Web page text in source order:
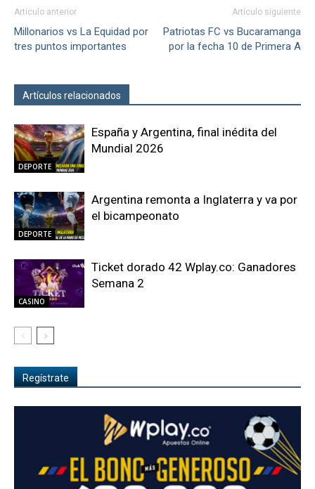
Artículo anterior
Millonarios vs La Equidad por
tres puntos importantes
Artículo siguiente
Patriotas FC vs Bucaramanga
por la fecha 10 de Primera A
Artículos relacionados
DEPORTE
España y Argentina, final inédita del
Mundial 2026
DEPORTE
Argentina remonta a Inglaterra y va por
el bicampeonato
CASINO
Ticket dorado 42 Wplay.co: Ganadores
Semana 2
Regístrate